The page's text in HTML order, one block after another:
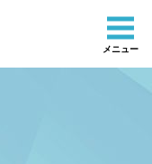
メニュー